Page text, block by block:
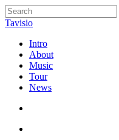
Skip
to
content
Close
Tavisio
search
Menu
Intro
About
Music
Tour
News